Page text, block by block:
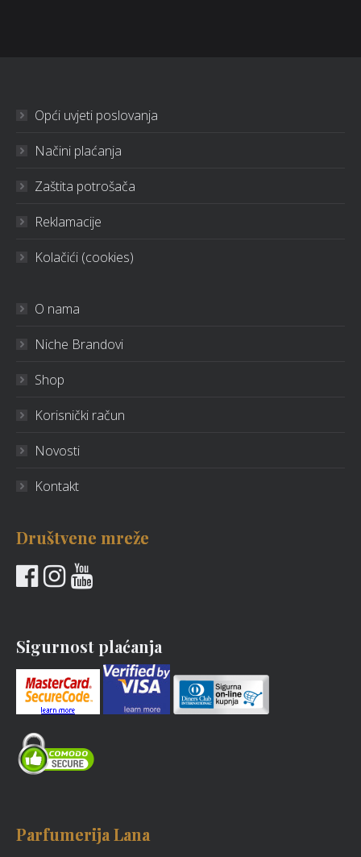
Opći uvjeti poslovanja
Načini plaćanja
Zaštita potrošača
Reklamacije
Kolačići (cookies)
O nama
Niche Brandovi
Shop
Korisnički račun
Novosti
Kontakt
Društvene mreže
Sigurnost plaćanja
Parfumerija Lana